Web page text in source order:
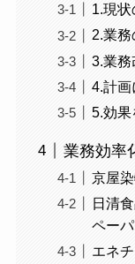
1.現
2.業
3.業務
4.計画
5.効
業務効率
京屋
日清
ペー
エネ